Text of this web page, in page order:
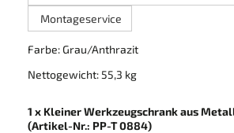
Montageservice
Farbe: Grau/Anthrazit
Nettogewicht: 55,3 kg
1 x Kleiner Werkzeugschrank aus
(Artikel-Nr.: PP-T 0884)